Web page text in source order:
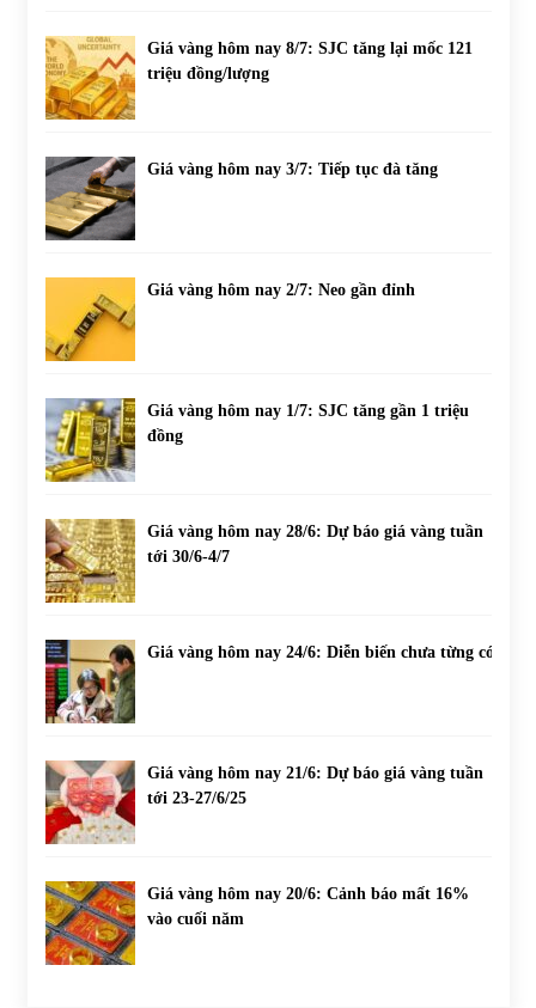
Giá vàng hôm nay 8/7: SJC tăng lại mốc 121
triệu đồng/lượng
Giá vàng hôm nay 3/7: Tiếp tục đà tăng
Giá vàng hôm nay 2/7: Neo gần đỉnh
Giá vàng hôm nay 1/7: SJC tăng gần 1 triệu
đồng
Giá vàng hôm nay 28/6: Dự báo giá vàng tuần
tới 30/6-4/7
Giá vàng hôm nay 24/6: Diễn biến chưa từng có
Giá vàng hôm nay 21/6: Dự báo giá vàng tuần
tới 23-27/6/25
Giá vàng hôm nay 20/6: Cảnh báo mất 16%
vào cuối năm